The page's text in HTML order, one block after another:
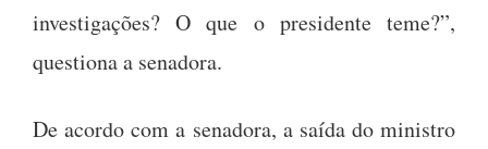
investigações? O que o presidente teme?”,
questiona a senadora.
De acordo com a senadora, a saída do ministro